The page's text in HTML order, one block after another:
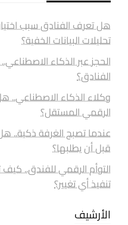
هل تعرف الفنادق سبب
تحليلات البيانات الخفية؟
الحجز عبر الذكاء
الفنادق؟
وكلاء الذكاء الاصطناعي..
الرقمي المستقل؟
عندما تصبح الغرفة ذكية..
قبل أن يطلبها؟
التوأم الرقمي للفندق..
تنفيذ أي تغيير؟
الأرشيف